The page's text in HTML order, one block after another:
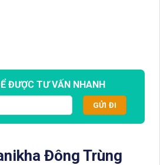
ĐƯỢC TƯ VẤN NHANH
Đông Trùng